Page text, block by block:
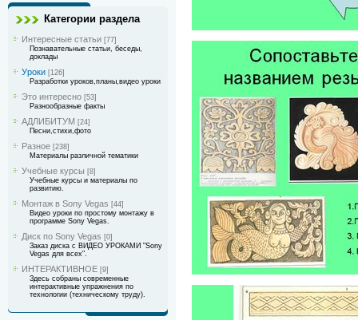
Категории раздела
Интересные статьи [77]
Познавательные статьи, беседы,
доклады
Уроки [126]
Разработки уроков,планы,видео уроки
Это интересно [53]
Разнообразные факты
АДЛИБИТУМ [24]
Песни,стихи,фото
Разное [238]
Материалы различной тематики
Учебные курсы [8]
Учебные курсы и материалы по
развитию.
Монтаж в Sony Vegas [44]
Видео уроки по простому монтажу в
программе Sony Vegas.
Диск по Sony Vegas [0]
Заказ диска с ВИДЕО УРОКАМИ "Sony
Vegas для всех".
ИНТЕРАКТИВНОЕ [9]
Здесь собраны современные
интерактивные упражнения по
технологии (техническому труду).